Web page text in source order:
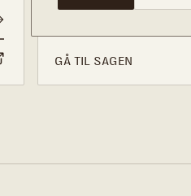
GÅ TIL SAGEN